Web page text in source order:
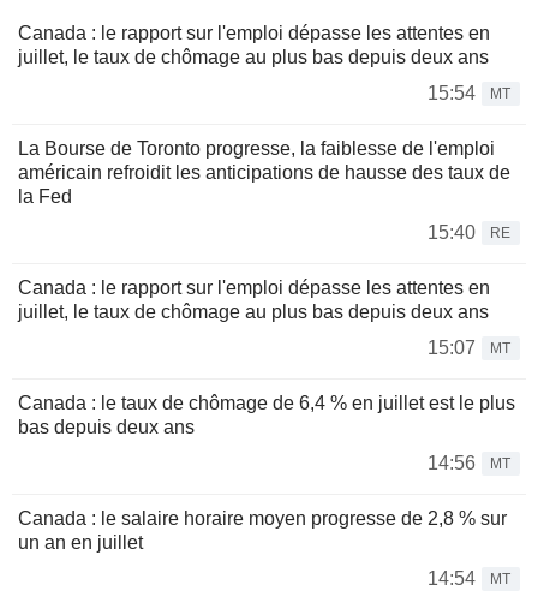
Canada : le rapport sur l'emploi dépasse les attentes en
juillet, le taux de chômage au plus bas depuis deux ans
15:54
MT
La Bourse de Toronto progresse, la faiblesse de l'emploi
américain refroidit les anticipations de hausse des taux de
la Fed
15:40
RE
Canada : le rapport sur l'emploi dépasse les attentes en
juillet, le taux de chômage au plus bas depuis deux ans
15:07
MT
Canada : le taux de chômage de 6,4 % en juillet est le plus
bas depuis deux ans
14:56
MT
Canada : le salaire horaire moyen progresse de 2,8 % sur
un an en juillet
14:54
MT